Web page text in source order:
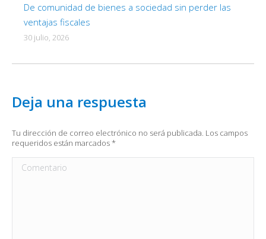
De comunidad de bienes a sociedad sin perder las
ventajas fiscales
30 julio, 2026
Deja una respuesta
Tu dirección de correo electrónico no será publicada. Los campos
requeridos están marcados*
Comentario